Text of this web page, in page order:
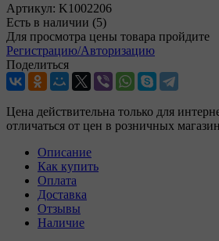
Артикул: K1002206
Есть в наличии (5)
Для просмотра цены товара пройдите
Регистрацию/Авторизацию
Поделиться
Цена действительна только для
отличаться от цен в розничных
Описание
Как купить
Оплата
Доставка
Отзывы
Наличие